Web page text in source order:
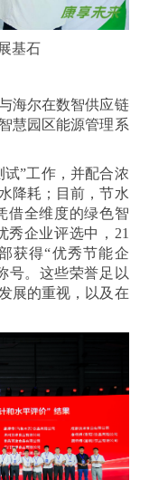
基石
海尔在数智供应链
慧园区能源管理系
”工作，并配合浓
降耗；目前，节水
借全维度的绿色智
秀企业评选中，21
获得“优秀节能企
号。这些荣誉足以
展的重视，以及在